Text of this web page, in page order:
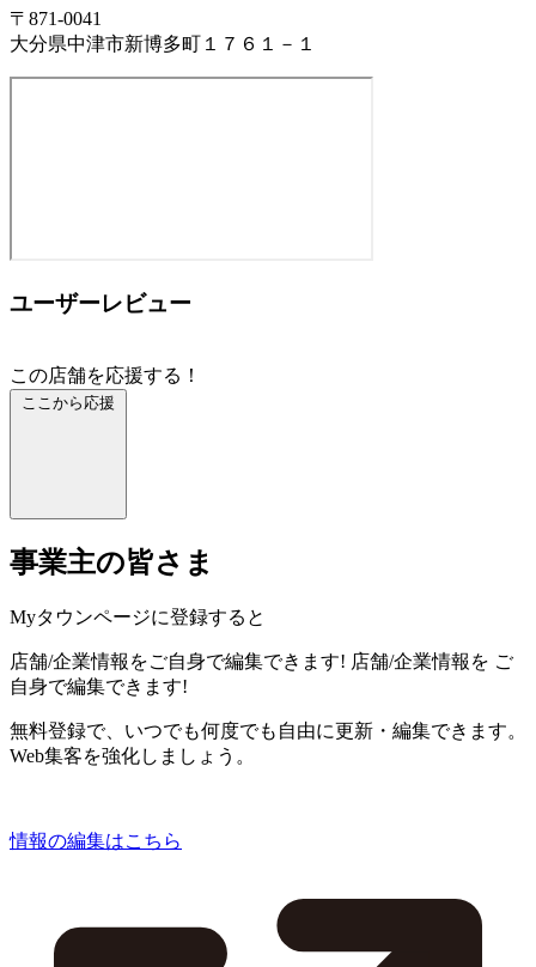
〒871-0041
大分県中津市新博多町１７６１－１
ユーザーレビュー
この店舗を応援する！
ここから応援
事業主の皆さま
Myタウンページに登録すると
店舗/企業情報をご自身で編集できます! 店舗/企業情報を ご
自身で編集できます!
無料登録で、いつでも何度でも自由に更新・編集できます。
Web集客を強化しましょう。
情報の編集はこちら